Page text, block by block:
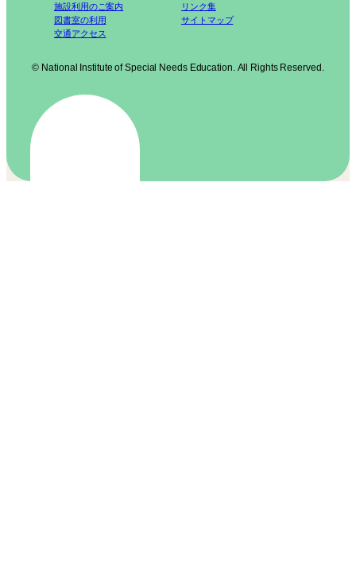
施設利用のご案内
図書室の利用
交通アクセス
リンク集
サイトマップ
© National Institute of Special Needs Education. All Rights Reserved.